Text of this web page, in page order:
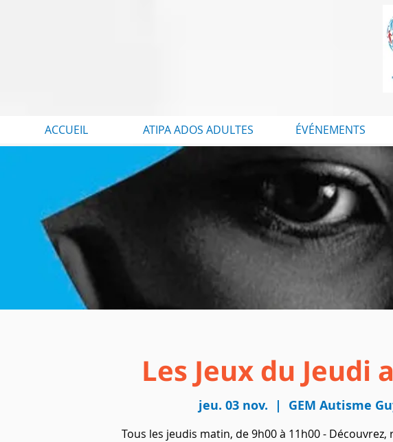
ACCUEIL ATIPA ADOS ADULTES ÉVÉNEMENTS
Les Jeux du Jeudi
jeu. 03 nov.
  |
GEM Autisme
Tous les jeudis matin, de 9h00 à 11h00 -